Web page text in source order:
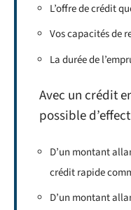
L’offre de crédit
Vos capacités de
La durée de
Avec un crédit
possible
D’un montant
crédit rapide
D’un montant